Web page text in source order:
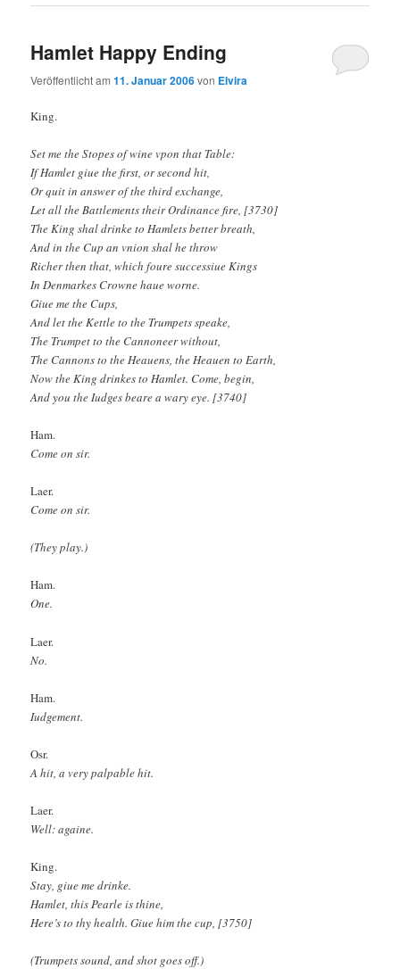
Hamlet Happy Ending
Veröffentlicht am11. Januar 2006von Elvira
King.
Set me the Stopes of wine vpon that Table:
If Hamlet giue the first, or second hit,
Or quit in answer of the third exchange,
Let all the Battlements their Ordinance fire, [3730]
The King shal drinke to Hamlets better breath,
And in the Cup an vnion shal he throw
Richer then that, which foure successiue Kings
In Denmarkes Crowne haue worne.
Giue me the Cups,
And let the Kettle to the Trumpets speake,
The Trumpet to the Cannoneer without,
The Cannons to the Heauens, the Heauen to Earth,
Now the King drinkes to Hamlet. Come, begin,
And you the Iudges beare a wary eye. [3740]
Ham.
Come on sir.
Laer.
Come on sir.
(They play.)
Ham.
One.
Laer.
No.
Ham.
Iudgement.
Osr.
A hit, a very palpable hit.
Laer.
Well: againe.
King.
Stay, giue me drinke.
Hamlet, this Pearle is thine,
Here’s to thy health. Giue him the cup, [3750]
(Trumpets sound, and shot goes off.)